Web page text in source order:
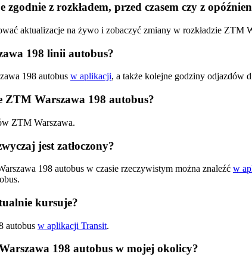
z rozkładem, przed czasem czy z
aktualizacje na żywo i zobaczyć zmiany w rozkładzie ZTM
198 linii autobus?
198 autobus w aplikacji, a także kolejne godziny odjazdów
ZTM Warszawa 198 autobus?
ZTM Warszawa.
jest zatłoczony?
198 autobus w czasie rzeczywistym można znaleźć w
kursuje?
autobus w aplikacji Transit.
198 autobus w mojej okolicy?